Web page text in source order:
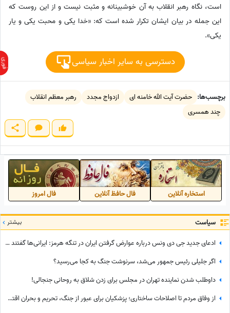
است، نگاه رهبر انقلاب به آن خوشبینانه و مثبت نیست و از این روست که
این جمله در بیان ایشان تکرار شده است که: «خدا یکی و محبت یکی و یار
یکی».
دسترسی به سایر اخبار سیاسی
برچسب‌ها: حضرت آیت الله خامنه ای ازدواج مجدد
رهبر معظم انقلاب
چند همسری
استخاره آنلاین فال حافظ آنلاین فال امروز
سیاست بیشتر
ادعای جدید جی دی ونس درباره عوارض گرفتن ایران در تنگه هرمز: ایرانی‌ها گفتند ...
اگر جلیلی رئیس جمهور می‌شد، سرنوشت جنگ به کجا می‌رسید؟
داوطلب شدن نماینده تهران در مجلس برای زدن شلاق به روحانی جنجالی!
از وفاق مردم تا اصلاحات ساختاری؛ پزشکیان برای عبور از جنگ، تحریم و بحران اقتصادی چه برنامه‌ای دارد؟